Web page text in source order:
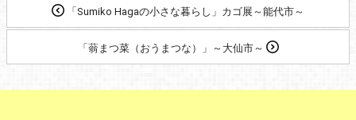
「Sumiko Hagaの小さな暮らし」カゴ展～能代市～
「蓊まつ菜（おうまつな）」～大仙市～